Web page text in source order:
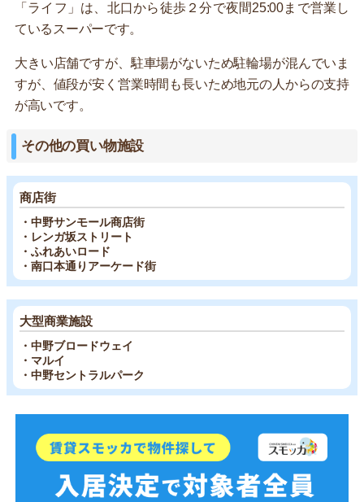
「ライフ」は、北口から徒歩２分で夜間25:00まで営業し
ているスーパーです。
大きい店舗ですが、駐車場がないため駐輪場が混んでいま
すが、値段が安く営業時間も長いため地元の人からの支持
が高いです。
その他の買い物施設
商店街
・中野サンモール商店街
・レンガ坂ストリート
・ふれあいロード
・南口本通りアーケード街
大型商業施設
・中野ブロードウェイ
・マルイ
・中野セントラルパーク